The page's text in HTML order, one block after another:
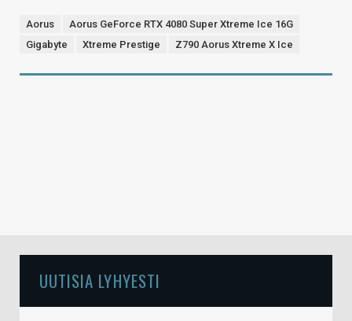
Aorus
Aorus GeForce RTX 4080 Super Xtreme Ice 16G
Gigabyte
Xtreme Prestige Z790 Aorus Xtreme X Ice
UUTISIA LYHYESTI